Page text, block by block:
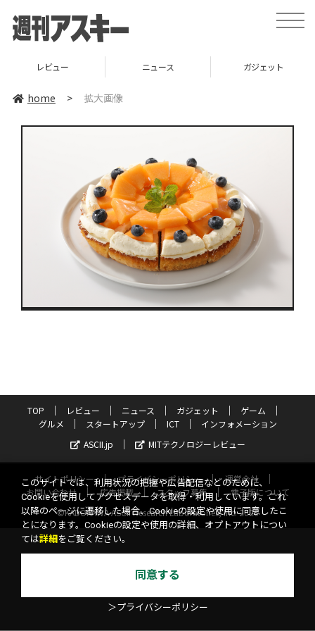
toggle
レビュー ニュース ガジェット
home > 拡大画像
TOP レビュー ニュース ガジェット
ゲーム
グルメ
スタートアップ ICT
インフォメーション
ASCII.jp
MITテクノロジーレビュー
サイトポリシー プライバシーポリシー
運営会社
お問い合わせ
広告掲載 スタッフ募集
電子版について
©KADOKAWA ASCII Research Laboratories, Inc. 2026
このサイトでは、利用状況の把握や広告配信などのために、
Cookieを使用してアクセスデータを取得・利用しています。これ
以降のページに遷移した場合、Cookieの設定や使用に同意したこ
とになります。Cookieの設定や使用の詳細、オプトアウトについ
ては詳細 をご覧ください。
同意する
＞プライバシーポリシー